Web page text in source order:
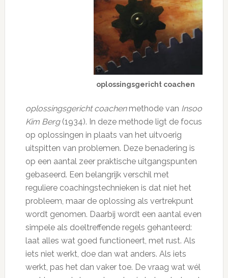
oplossingsgericht coachen
oplossingsgericht coachenmethode van Insoo
Kim Berg(1934). In deze methode ligt de focus
op oplossingen in plaats van het uitvoerig
uitspitten van problemen. Deze benadering is
op een aantal zeer praktische uitgangspunten
gebaseerd. Een belangrijk verschil met
reguliere coachingstechnieken is dat niet het
probleem, maar de oplossing als vertrekpunt
wordt genomen. Daarbij wordt een aantal even
simpele als doeltreffende regels gehanteerd:
laat alles wat goed functioneert, met rust. Als
iets niet werkt, doe dan wat anders. Als iets
werkt, pas het dan vaker toe. De vraag wat wél